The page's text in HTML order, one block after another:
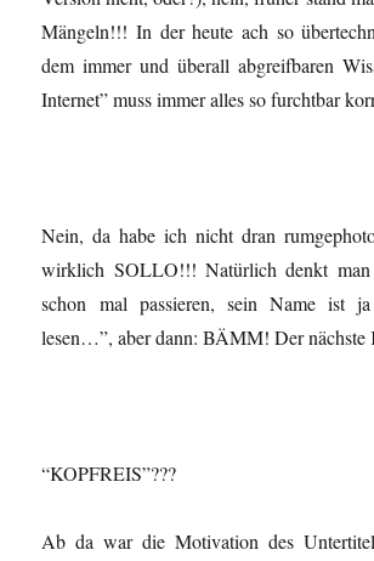
Mängeln!!! In der heute ach so
dem immer und überall abgreifbaren
Internet” muss immer alles so furchtbar
Nein, da habe ich nicht dran
wirklich SOLLO!!! Natürlich denkt man
schon mal passieren, sein Name ist
lesen…”, aber dann: BÄMM! Der nächste
“KOPFREIS”???
Ab da war die Motivation des